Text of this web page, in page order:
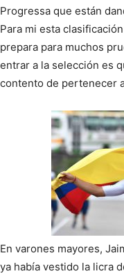
Progressa que están
Para mi esta
prepara para muchos
entrar a la selección es
contento de pertenecer
En varones mayores,
ya había vestido la licra